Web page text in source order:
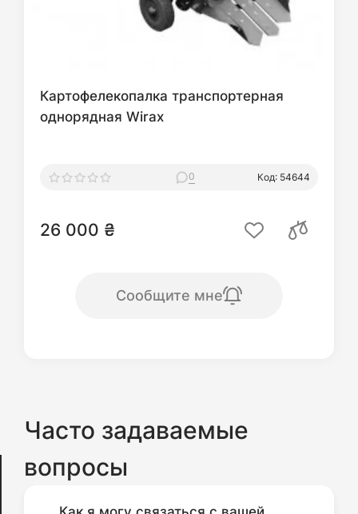
Картофелекопалка транспортерная
однорядная Wirax
0 Код: 54644
26 000 ₴
Сообщите мне
Часто задаваемые
вопросы